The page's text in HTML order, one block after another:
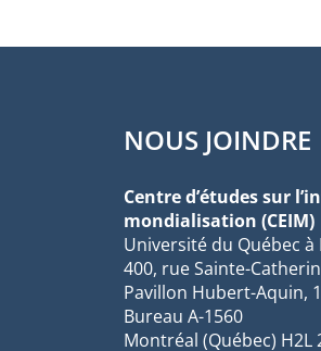
NOUS JOINDRE
Centre d’études sur
mondialisation (CEIM)
Université du Québec
400, rue Sainte-
Pavillon Hubert-Aquin, 1
Bureau A-1560
Montréal (Québec) H2L